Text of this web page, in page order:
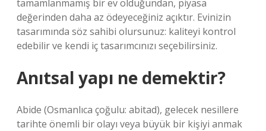
tamamlanmamış bir ev olduğundan, piyasa
değerinden daha az ödeyeceğiniz açıktır. Evinizin
tasarımında söz sahibi olursunuz: kaliteyi kontrol
edebilir ve kendi iç tasarımcınızı seçebilirsiniz.
Anıtsal yapı ne demektir?
Abide (Osmanlıca çoğulu: abitad), gelecek nesillere
tarihte önemli bir olayı veya büyük bir kişiyi anmak